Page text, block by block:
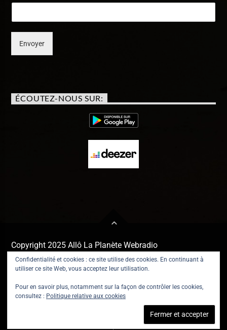
Envoyer
ÉCOUTEZ-NOUS SUR:
Copyright 2025 Allô La Planète Webradio
Confidentialité et cookies : ce site utilise des cookies. En continuant à
utiliser ce site Web, vous acceptez leur utilisation.
Pour en savoir plus, notamment sur la façon de contrôler les cookies,
consultez : Politique relative aux cookies